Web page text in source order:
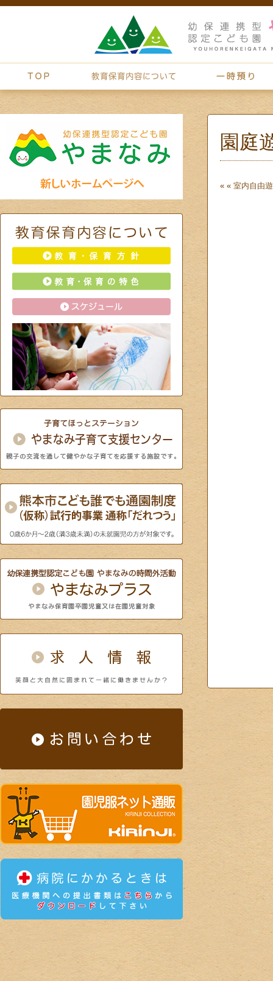
園庭
« « 室内自由